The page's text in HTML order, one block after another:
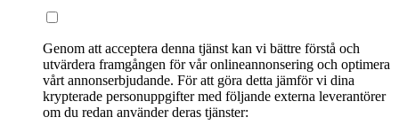
Genom att acceptera denna tjänst kan vi bättre förstå och
utvärdera framgången för vår onlineannonsering och optimera
vårt annonserbjudande. För att göra detta jämför vi dina
krypterade personuppgifter med följande externa leverantörer
om du redan använder deras tjänster: